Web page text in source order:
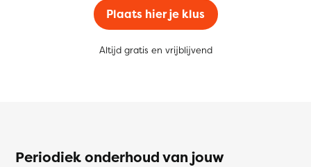
Plaats hier je klus
Altijd gratis en vrijblijvend
Periodiek onderhoud van jouw